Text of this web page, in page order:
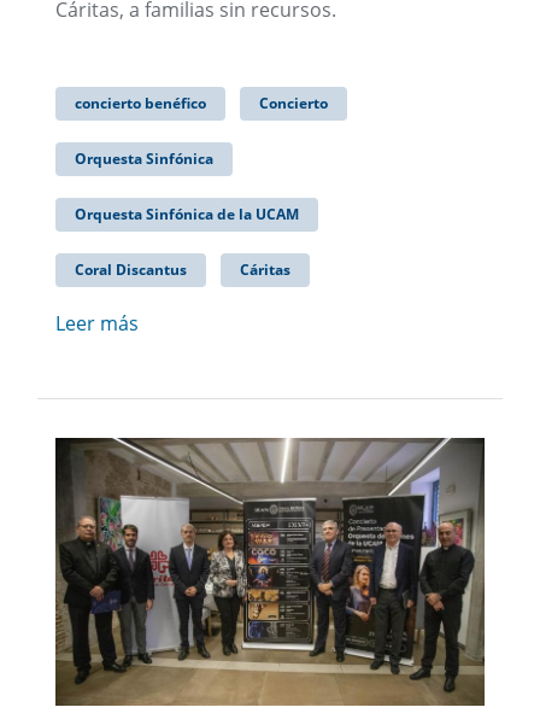
Cáritas, a familias sin recursos.
concierto benéfico Concierto
Orquesta Sinfónica
Orquesta Sinfónica de la UCAM
Coral Discantus Cáritas
Leer más